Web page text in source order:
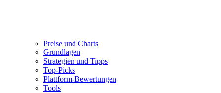
Preise und Charts
Grundlagen
Strategien und Tipps
Top-Picks
Plattform-Bewertungen
Tools